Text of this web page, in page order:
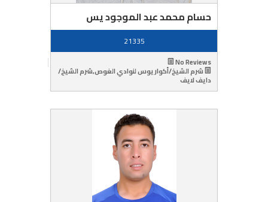
حسام محمد عبد الموجود يس
21335
No Reviews
شرم الشيخ/أكواريوس لنوادي الغوص,شرم الشيخ/
دايف لايف